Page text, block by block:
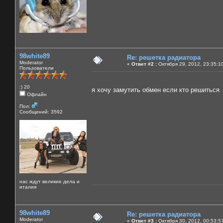
98white89
Moderator
Пользователи
:) 20
Офлайн
Пол:
Сообщений: 3592
нас ждут великие дела и
италия
Re: решетка радиатора
« Ответ #2 : Октября 29, 2012,
я хочу замутить обмен если кто решиться
98white89
Moderator
Re: решетка радиатора
« Ответ #3 : Октября 30, 2012,